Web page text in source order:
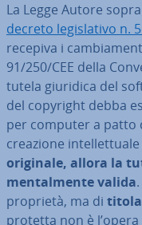
La Legge Autore
decreto le­gi­sla­ti­vo n.
recepiva i
91/250/CEE della
tutela giuridica del
del copyright debba
per computer a patto
creazione in­tel­let­tua­le
originale, allora la
men­tal­men­te valida
proprietà, ma di
protetta non è